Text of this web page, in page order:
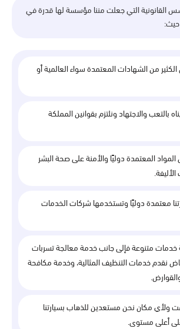
القانونية التي جعلت مننا مؤسسة لها قدرة في
حيث:
من الشهادات المعتمدة سواء العالمية أو
بالتعب والاجتهاد ونلتزم بقوانين المملكة
المعتمدة دوليًا والأمنة على صحة البشر
معتمدة دوليًا وتستخدمها شركات الخدمات
متنوعة فإلى جانب خدمة معالجة تسربات
نقدم خدمات التنظيف المثالية، وخدمة مكافحة
ولأي مكان نحن مستعدين للذهاب بسيارتنا
أعلى مستوى.